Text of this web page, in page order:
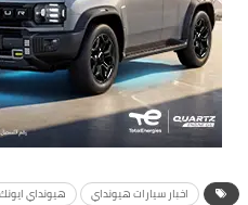
اخبار سيارات هيونداي هيونداي ايونك 5